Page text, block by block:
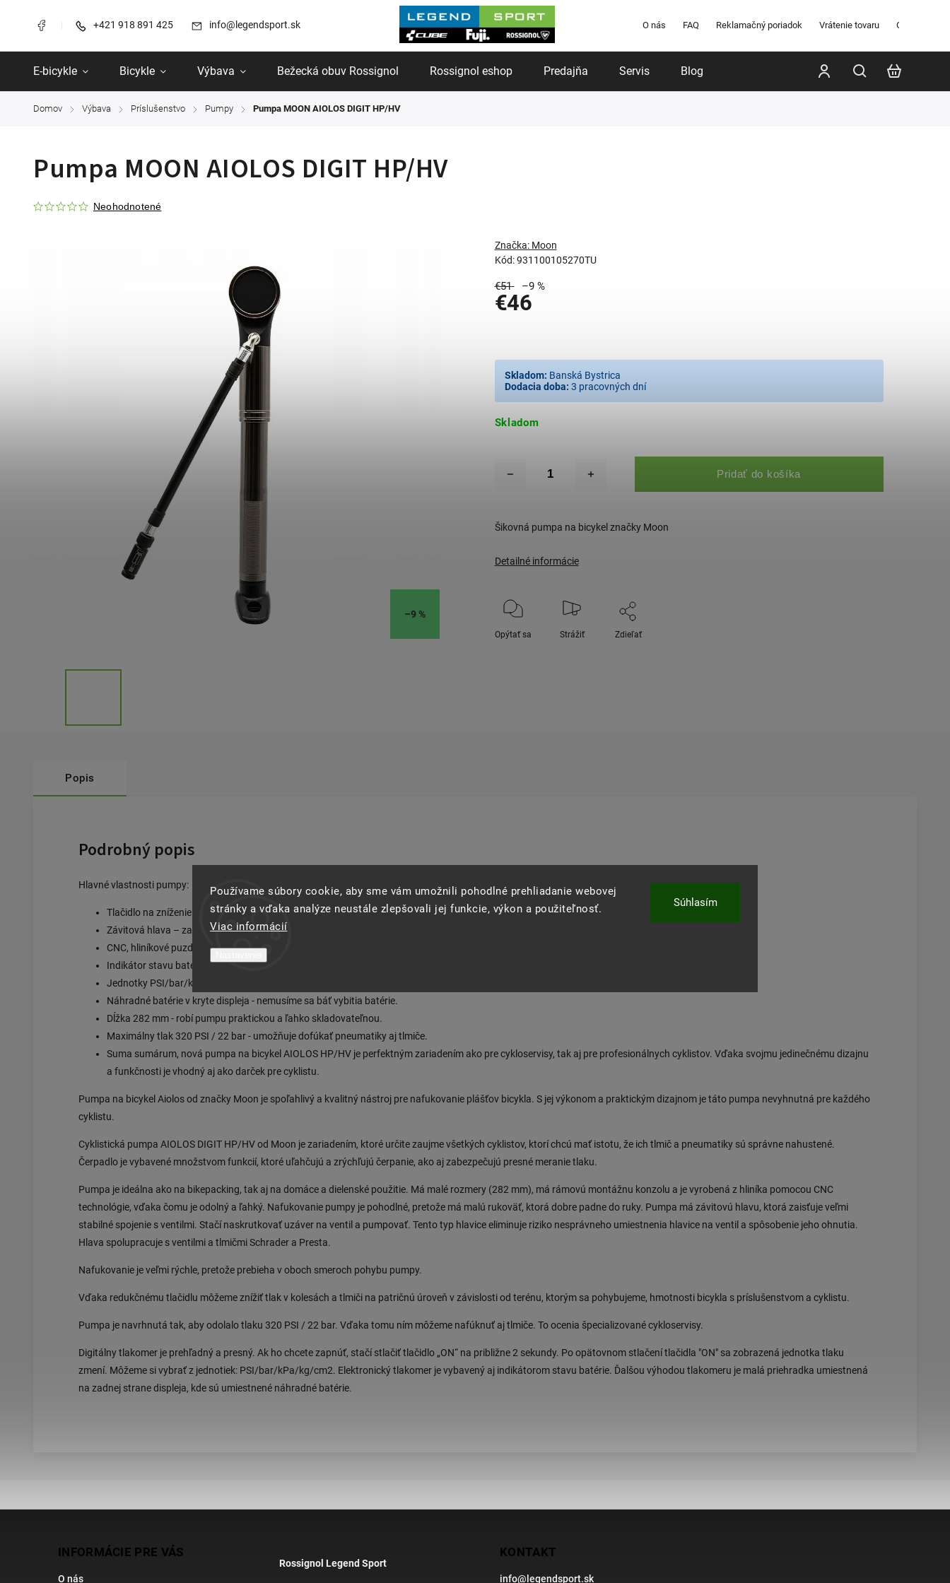
Používame súbory cookie, aby sme vám umožnili pohodlné prehliadanie webovej
stránky a vďaka analýze neustále zlepšovali jej funkcie, výkon a použiteľnosť.
Viac informácií
Súhlasím
+421 918 891 425 info@legendsport.sk O nás FAQ Reklamačný poriadok Vrátenie tovaru Obchodné
E-bicykle Bicykle Výbava Bežecká obuv Rossignol Rossignol eshop Predajňa Servis Blog Značky
Domov / Výbava / Príslušenstvo / Pumpy / Pumpa MOON AIOLOS DIGIT HP/HV
Pumpa MOON AIOLOS DIGIT HP/HV
Neohodnotené
–9 %
Kód: 931100105270TU
Značka: Moon
€51 –9 %
€46
Skladom
Skladom: Banská Bystrica
Dodacia doba: 3 pracovných dní
Pridať do košíka
Šikovná pumpa na bicykel značky Moon
Detailné informácie
Opýtať sa Strážiť Zdieľať
Popis
Podrobný popis
Hlavné vlastnosti pumpy:
Tlačidlo na zníženie tlaku – umožňuje rýchlo prispôsobiť tlak aktuálnym jazdným podmienkam.
Závitová hlava – zaisťuje stabilné spojenie medzi čerpadlom a ventilom.
CNC, hliníkové puzdro - zaisťuje odolnosť a pevnosť čerpadla.
Indikátor stavu batérie – umožňuje kontrolovať úroveň nabitia batérie.
Jednotky PSI/bar/kPa/kg/cm2 – umožňujú zvoliť jednotku merania tlaku.
Náhradné batérie v kryte displeja - nemusíme sa báť vybitia batérie.
Dĺžka 282 mm - robí pumpu praktickou a ľahko skladovateľnou.
Maximálny tlak 320 PSI / 22 bar - umožňuje dofúkať pneumatiky aj tlmiče.
Suma sumárum, nová pumpa na bicykel AIOLOS HP/HV je perfektným zariadením ako pre cykloservisy, tak aj pre profesionálnych cyklistov. Vďaka svojmu jedinečnému dizajnu
a funkčnosti je vhodný aj ako darček pre cyklistu.
Pumpa na bicykel Aiolos od značky Moon je spoľahlivý a kvalitný nástroj pre nafukovanie plášťov bicykla. S jej výkonom a praktickým dizajnom je táto pumpa nevyhnutná pre každého
cyklistu.
Cyklistická pumpa AIOLOS DIGIT HP/HV od Moon je zariadením, ktoré určite zaujme všetkých cyklistov, ktorí chcú mať istotu, že ich tlmič a pneumatiky sú správne nahustené.
Čerpadlo je vybavené množstvom funkcií, ktoré uľahčujú a zrýchľujú čerpanie, ako aj zabezpečujú presné meranie tlaku.
Pumpa je ideálna ako na bikepacking, tak aj na domáce a dielenské použitie. Má malé rozmery (282 mm), má rámovú montážnu konzolu a je vyrobená z hliníka pomocou CNC
technológie, vďaka čomu je odolný a ľahký. Nafukovanie pumpy je pohodlné, pretože má malú rukoväť, ktorá dobre padne do ruky. Pumpa má závitovú hlavu, ktorá zaisťuje veľmi
stabilné spojenie s ventilmi. Stačí naskrutkovať uzáver na ventil a pumpovať. Tento typ hlavice eliminuje riziko nesprávneho umiestnenia hlavice na ventil a spôsobenie jeho ohnutia.
Hlava spolupracuje s ventilmi a tlmičmi Schrader a Presta.
Nafukovanie je veľmi rýchle, pretože prebieha v oboch smeroch pohybu pumpy.
Vďaka redukčnému tlačidlu môžeme znížiť tlak v kolesách a tlmiči na patričnú úroveň v závislosti od terénu, ktorým sa pohybujeme, hmotnosti bicykla s príslušenstvom a cyklistu.
Pumpa je navrhnutá tak, aby odolalo tlaku 320 PSI / 22 bar. Vďaka tomu ním môžeme nafúknuť aj tlmiče. To ocenia špecializované cykloservisy.
Digitálny tlakomer je prehľadný a presný. Ak ho chcete zapnúť, stačí stlačiť tlačidlo „ON“ na približne 2 sekundy. Po opätovnom stlačení tlačidla "ON" sa zobrazená jednotka tlaku
zmení. Môžeme si vybrať z jednotiek: PSI/bar/kPa/kg/cm2. Elektronický tlakomer je vybavený aj indikátorom stavu batérie. Ďalšou výhodou tlakomeru je malá priehradka umiestnená
na zadnej strane displeja, kde sú umiestnené náhradné batérie.
INFORMÁCIE PRE VÁS
O nás
Rossignol Legend Sport
KONTAKT
info@ legendsport.sk